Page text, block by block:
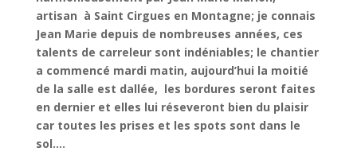
artisan à Saint Cirgues en Montagne; je connais
Jean Marie depuis de nombreuses années, ces
talents de carreleur sont indéniables; le chantier
a commencé mardi matin, aujourd’hui la moitié
de la salle est dallée, les bordures seront faites
en dernier et elles lui réseveront bien du plaisir
car toutes les prises et les spots sont dans le
sol….